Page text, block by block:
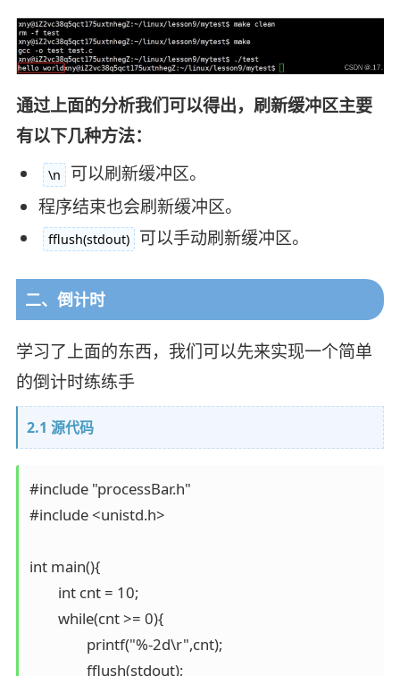
通过上面的分析我们可以得出，刷新缓冲区主要
有以下几种方法：
\n
可以刷新缓冲区。
程序结束也会刷新缓冲区。
fflush(stdout) 可以手动刷新缓冲区。
二、倒计时
学习了上面的东西，我们可以先来实现一个简单
的倒计时练练手
2.1 源代码
#include "processBar.h"
#include <unistd.h>
int main(){